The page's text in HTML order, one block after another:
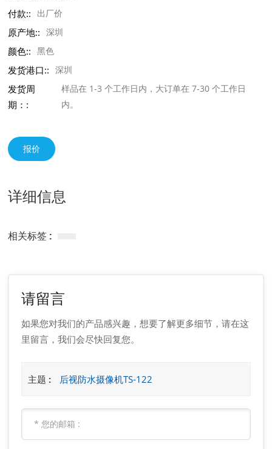
付款:: 出厂价
原产地:: 深圳
颜色:: 黑色
发货港口:: 深圳
发货周
期：:
样品在 1-3 个工作日内，大订单在 7-30 个工作日
内。
报价
详细信息
相关标签 :
请留言
如果您对我们的产品感兴趣，想要了解更多细节，请在这
里留言，我们会尽快回复您。
主题 : 后视防水摄像机TS-122